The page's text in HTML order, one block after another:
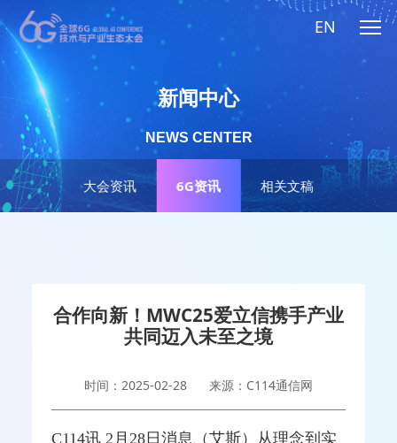
EN
大会资讯 6G资讯 相关文稿
新闻中心
NEWS CENTER
合作向新！MWC25爱立信携手产业
共同迈入未至之境
时间：2025-02-28 来源：C114通信网
C114讯 2月28日消息（艾斯）从理念到实